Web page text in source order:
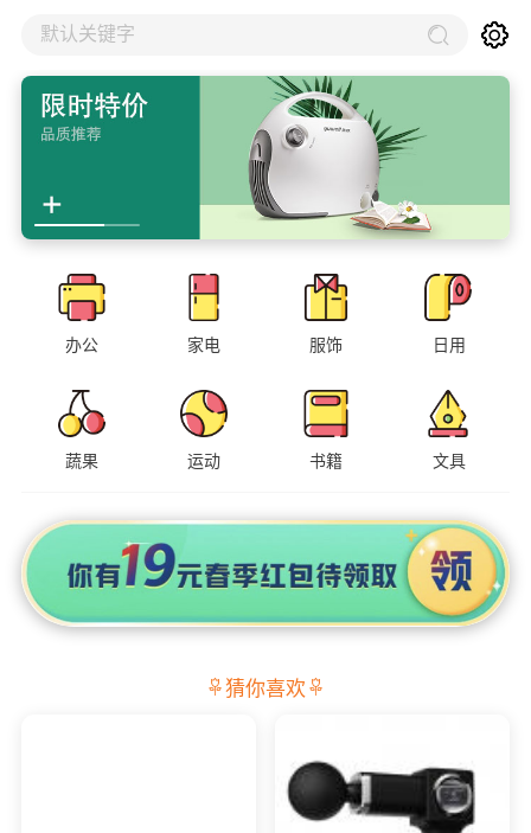
默认关键字
办公 家电 服饰 日用
蔬果 运动 书籍 文具
猜你喜欢